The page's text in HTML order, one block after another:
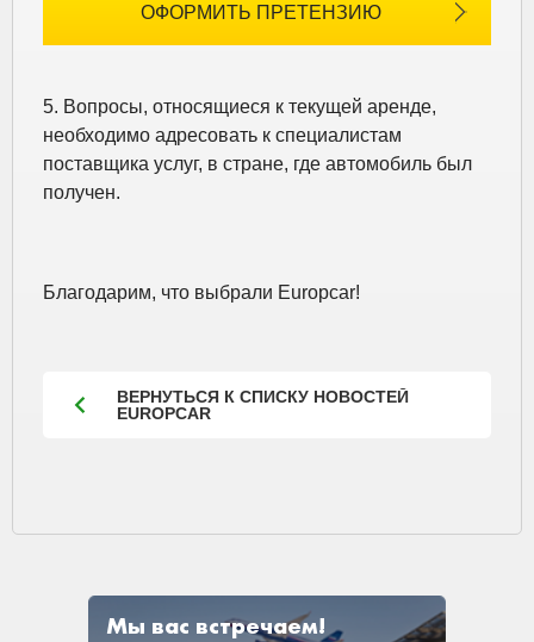
ОФОРМИТЬ ПРЕТЕНЗИЮ
5. Вопросы, относящиеся к текущей аренде,
необходимо адресовать к специалистам
поставщика услуг, в стране, где автомобиль был
получен.
Благодарим, что выбрали Europcar!
ВЕРНУТЬСЯ К СПИСКУ НОВОСТЕЙ
EUROPCAR
Мы вас встречаем!